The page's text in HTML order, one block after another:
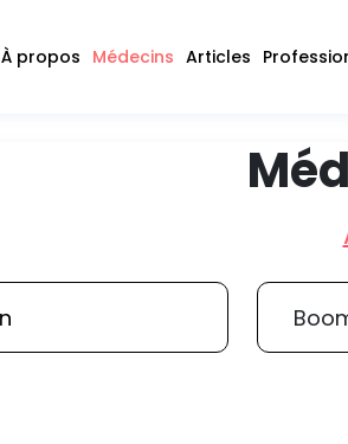
À propos Médecins Articles